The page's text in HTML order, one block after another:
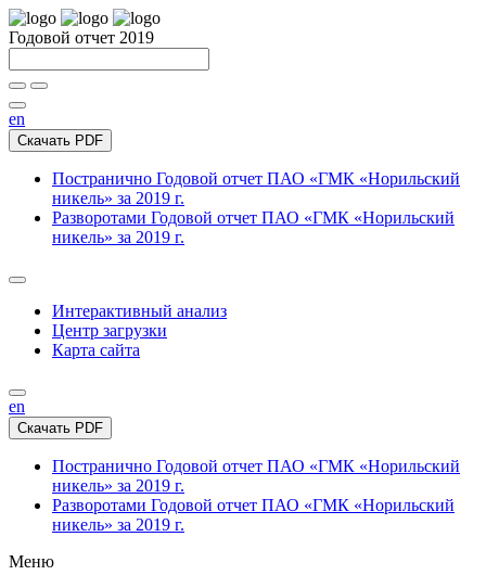
Годовой отчет 2019
en
Скачать PDF
Постранично Годовой отчет ПАО «ГМК «Норильский
никель» за 2019 г.
Разворотами Годовой отчет ПАО «ГМК «Норильский
никель» за 2019 г.
Интерактивный анализ
Центр загрузки
Карта сайта
en
Скачать PDF
Постранично Годовой отчет ПАО «ГМК «Норильский
никель» за 2019 г.
Разворотами Годовой отчет ПАО «ГМК «Норильский
никель» за 2019 г.
Меню